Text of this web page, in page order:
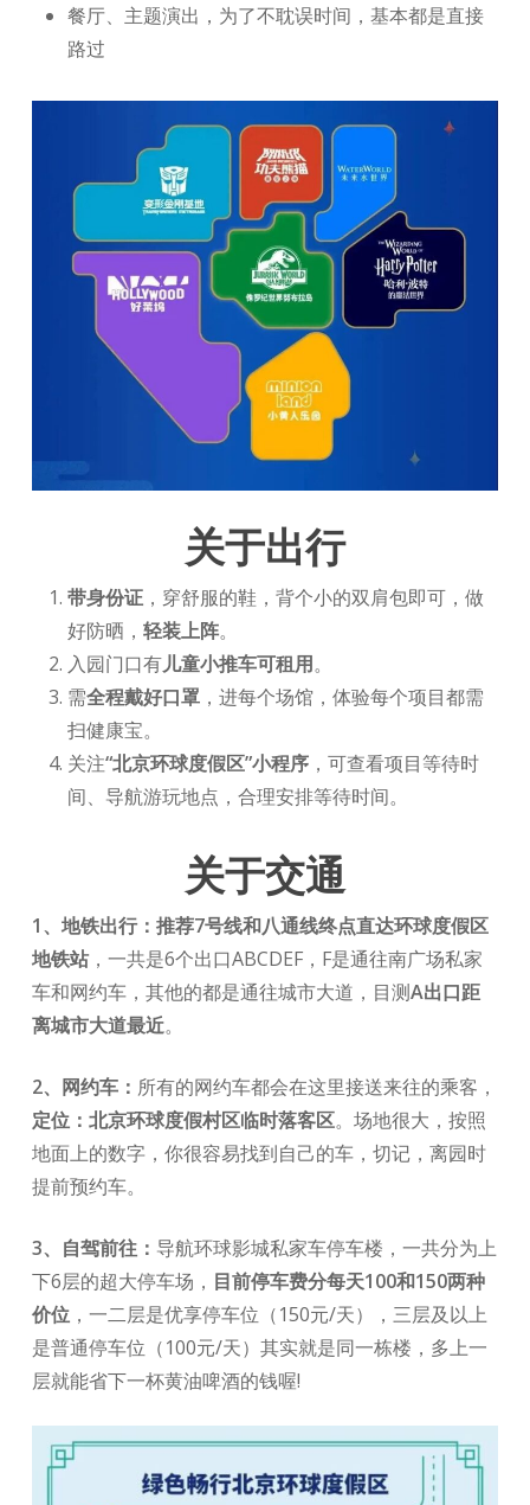
餐厅、主题演出，为了不耽误时间，基本都是直接
路过
关于出行
带身份证，穿舒服的鞋，背个小的双肩包即可，做
好防晒， 轻装上阵。
入园门口有儿童小推车可租用。
需全程戴好口罩，进每个场馆，体验每个项目都需
扫健康宝。
关注“北京环球度假区”小程序，可查看项目等待时
间、导航游玩地点，合理安排等待时间。
关于交通
1、地铁出行：推荐7号线和八通线终点直达环球度假区
地铁站，一共是6个出口ABCDEF，F是通往南广场私家
车和网约车，其他的都是通往城市大道，目测A出口距
离城市大道最近。
2、网约车： 所有的网约车都会在这里接送来往的乘客，
定位：北京环球度假村区临时落客区。场地很大，按照
地面上的数字，你很容易找到自己的车，切记，离园时
提前预约车。
3、自驾前往： 导航环球影城私家车停车楼，一共分为上
下6层的超大停车场， 目前停车费分每天100和150两种
价位，一二层是优享停车位（150元/天），三层及以上
是普通停车位（100元/天）其实就是同一栋楼，多上一
层就能省下一杯黄油啤酒的钱喔!